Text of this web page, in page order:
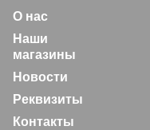
О нас
Наши
магазины
Новости
Реквизиты
Контакты